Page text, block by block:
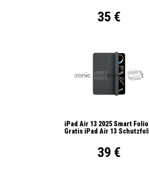
35 €
iPad Air 13 2025 Smart Folio
Gratis iPad Air 13
39 €